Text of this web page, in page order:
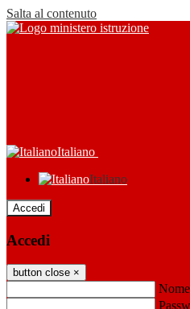
Salta al contenuto
Italiano
Italiano
Accedi
Accedi
button close ×